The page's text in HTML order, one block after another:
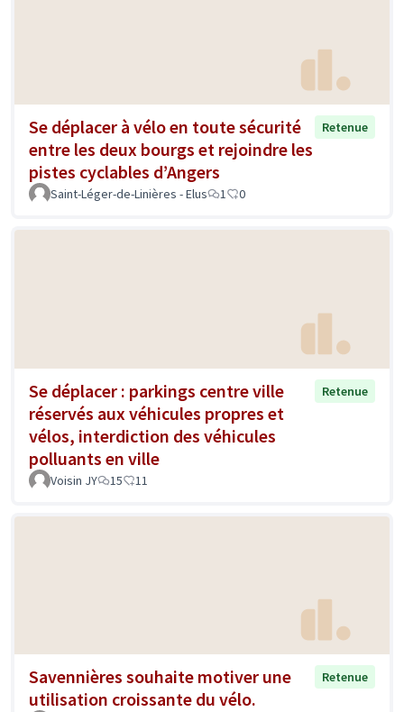
Se déplacer à vélo en toute sécurité
entre les deux bourgs et rejoindre les
pistes cyclables d’Angers
Retenue
Saint-Léger-de-Linières - Elus 1 0
Se déplacer : parkings centre ville
réservés aux véhicules propres et
vélos, interdiction des véhicules
polluants en ville
Retenue
Voisin JY 15 11
Savennières souhaite motiver une
utilisation croissante du vélo.
Retenue